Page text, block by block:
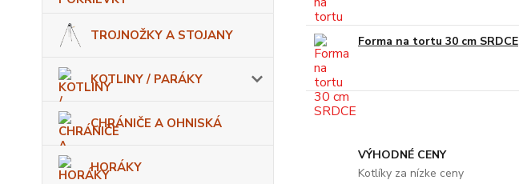
TROJNOŽKY A STOJANY
KOTLINY / PARÁKY
CHRÁNIČE A OHNISKÁ
HORÁKY
Forma na tortu 30 cm SRDCE
VÝHODNÉ CENY
Kotlíky za nízke ceny